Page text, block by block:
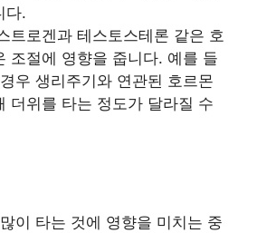
다.
트로겐과 테스토스테론 같은 호
조절에 영향을 줍니다. 예를 들
우 생리주기와 연관된 호르몬
더위를 타는 정도가 달라질 수
이 타는 것에 영향을 미치는 중